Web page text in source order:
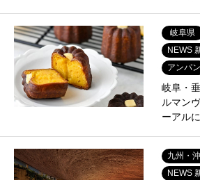
岐阜県
NEWS
アンパン
岐阜・
ルマン
ーアル
九州・
NEWS